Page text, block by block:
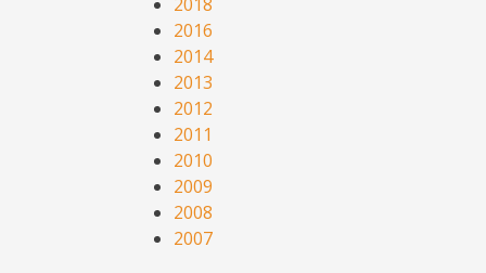
2016
2014
2013
2012
2011
2010
2009
2008
2007